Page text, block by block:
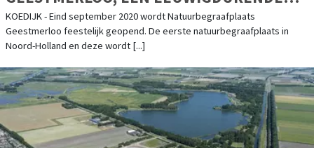
RUSTPLAATS IN DE NATUUR
KOEDIJK - Eind september 2020 wordt Natuurbegraafplaats
Geestmerloo feestelijk geopend. De eerste natuurbegraafplaats in
Noord-Holland en deze wordt [...]